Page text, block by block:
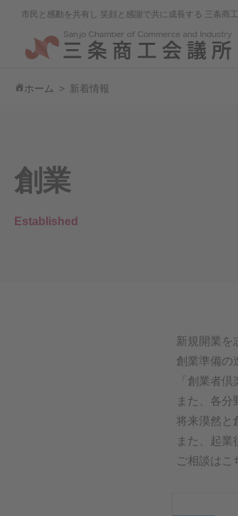
市民と感動を共有し 笑顔と感謝で共に成長する 三条商
ホーム 新着情報
創業
Established
新規開業を
創業準備の
「創業者
また、各分
将来漠然と
また、起業
ご相談は こ